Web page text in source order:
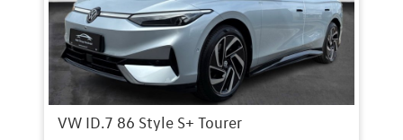
VW ID.7 86 Style S+ Tourer